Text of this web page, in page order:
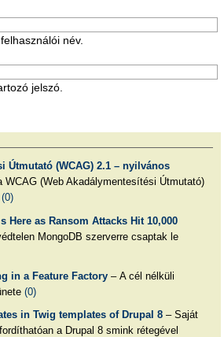
név.
jelszó.
Útmutató (WCAG) 2.1 – nyilvános
(Web Akadálymentesítési Útmutató)
(0)
Here as Ransom Attacks Hit 10,000
MongoDB szerverre csaptak le
in a Feature Factory– A cél nélküli
(0)
in Twig templates of Drupal 8– Saját
a Drupal 8 smink rétegével